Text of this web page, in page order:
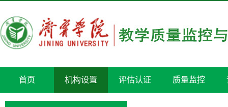
首页 机构设置 评估认证 质量监控